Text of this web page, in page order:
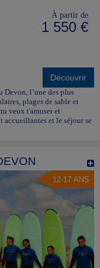
À partir de
1 550 €
Découvrir
Devon, l’une des plus
plages de sable et
veux t'amuser et
accueillantes et le séjour se
12-17 ANS